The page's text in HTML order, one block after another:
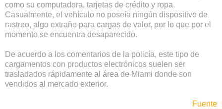
como su computadora, tarjetas de crédito y ropa.
Casualmente, el vehículo no poseía ningún dispositivo de
rastreo, algo extraño para cargas de valor, por lo que por el
momento se encuentra desaparecido.
De acuerdo a los comentarios de la policía, este tipo de
cargamentos con productos electrónicos suelen ser
trasladados rápidamente al área de Miami donde son
vendidos al mercado exterior.
Fuente